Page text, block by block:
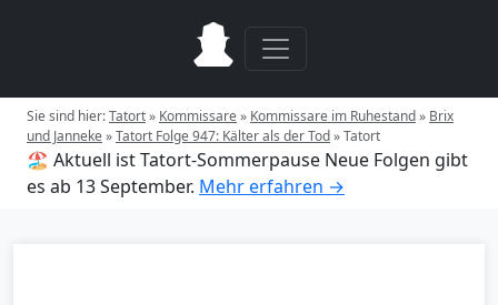
Sie sind hier:Tatort» Kommissare» Kommissare im Ruhestand» Brix
und Janneke»Tatort Folge 947: Kälter als der Tod»Tatort
🏖️ Aktuell ist Tatort-Sommerpause Neue Folgen gibt
es ab 13 September. Mehr erfahren →